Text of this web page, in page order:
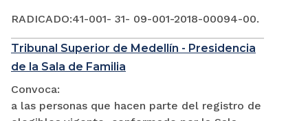
RADICADO:41-001- 31- 09-001-2018-00094-00.
Tribunal Superior de Medellín - Presidencia
de la Sala de Familia
Convoca:
a las personas que hacen parte del registro de